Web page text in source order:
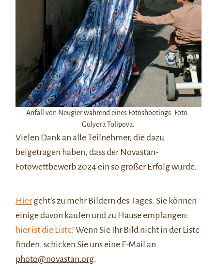
Anfall von Neugier während eines Fotoshootings. Foto :
Gulyora Tolipova.
Vielen Dank an alle Teilnehmer, die dazu
beigetragen haben, dass der Novastan-
Fotowettbewerb 2024 ein so großer Erfolg wurde.
Hiergeht’s zu mehr Bildern des Tages. Sie können
einige davon kaufen und zu Hause empfangen:
hier ist die Liste! Wenn Sie Ihr Bild nicht in der Liste
finden, schicken Sie uns eine E-Mail an
photo@novastan.org.